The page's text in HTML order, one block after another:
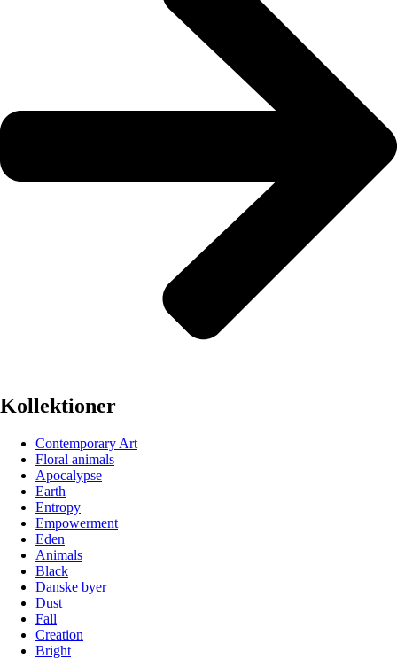
Kollektioner
Contemporary Art
Floral animals
Apocalypse
Earth
Entropy
Empowerment
Eden
Animals
Black
Danske byer
Dust
Fall
Creation
Bright